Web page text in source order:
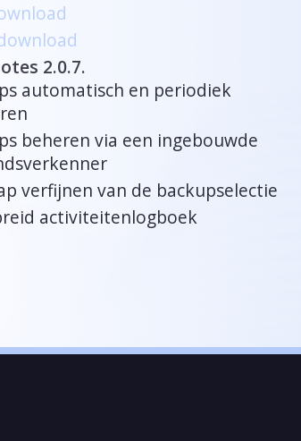
2.0.7.
automatisch en periodiek
beheren via een ingebouwde
verfijnen van de backupselectie
activiteitenlogboek